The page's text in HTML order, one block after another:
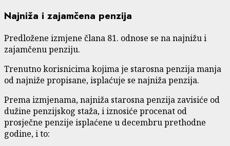
Najniža i zajamčena penzija
Predložene izmjene člana 81. odnose se na najnižu i
zajamčenu penziju.
Trenutno korisnicima kojima je starosna penzija manja
od najniže propisane, isplaćuje se najniža penzija.
Prema izmjenama, najniža starosna penzija zavisiće od
dužine penzijskog staža, i iznosiće procenat od
prosječne penzije isplaćene u decembru prethodne
godine, i to: